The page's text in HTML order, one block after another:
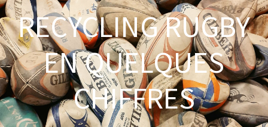
RECYCLING RUGBY
EN QUELQUES
CHIFFRES